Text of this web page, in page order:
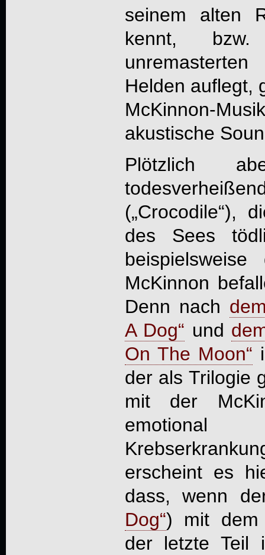
seinem alten
kennt,
Helden auflegt,
McKinnon-
akustische
Plötzlich
(„Crocodile“),
des Sees
McKinnon
Denn nach
A Dog“ und
On The Moon“
der als Trilogie
mit der
erscheint es
dass, wenn
Dog“) mit dem
der letzte Teil